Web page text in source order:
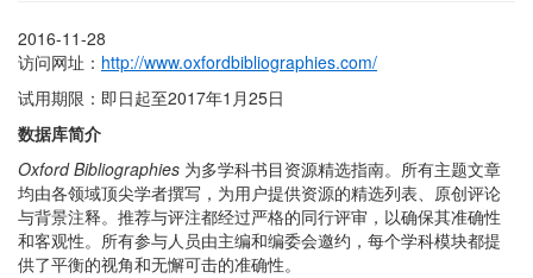
2016-11-28
访问网址： http://www.oxfordbibliographies.com/
试用期限：即日起至2017年1月25日
数据库简介
Oxford Bibliographies 为多学科书目资源精选指南。所有主题文章
均由各领域顶尖学者撰写，为用户提供资源的精选列表、原创评论
与背景注释。推荐与评注都经过严格的同行评审，以确保其准确性
和客观性。所有参与人员由主编和编委会邀约，每个学科模块都提
供了平衡的视角和无懈可击的准确性。